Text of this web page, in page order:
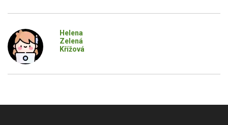
Helena
Zelená
Křížová